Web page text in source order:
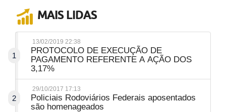
MAIS LIDAS
1
13/02/2019 22:38
PROTOCOLO DE EXECUÇÃO DE
PAGAMENTO REFERENTE A AÇÃO DOS
3,17%
2
29/10/2017 17:13
Policiais Rodoviários Federais aposentados
são homenageados